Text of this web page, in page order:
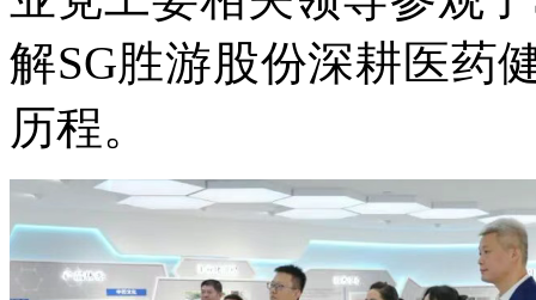
解SG胜游股份深耕医药
历程。